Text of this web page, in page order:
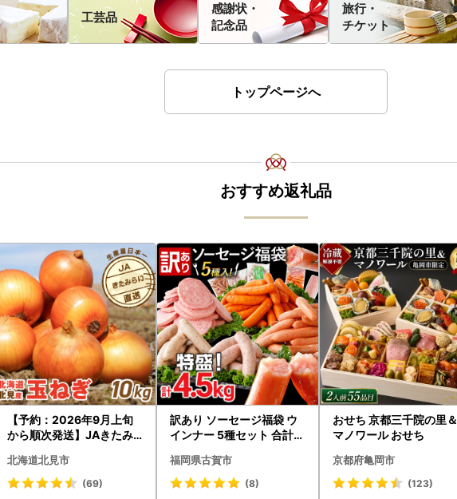
工芸品
感謝状・
記念品
旅行・
チケット
トップページへ
おすすめ返礼品
【予約：2026年9月上旬
から順次発送】JAきたみ
g ( タマネギ たまねぎ 野菜
)【210-0003-2026】
北海道北見市
(69)
訳あり ソーセージ福袋 ウ
インナー 5種セット 合計4.
福岡県古賀市
(8)
おせち 京都三千院の里＆
マノワール おせち
京都府亀岡市
(123)